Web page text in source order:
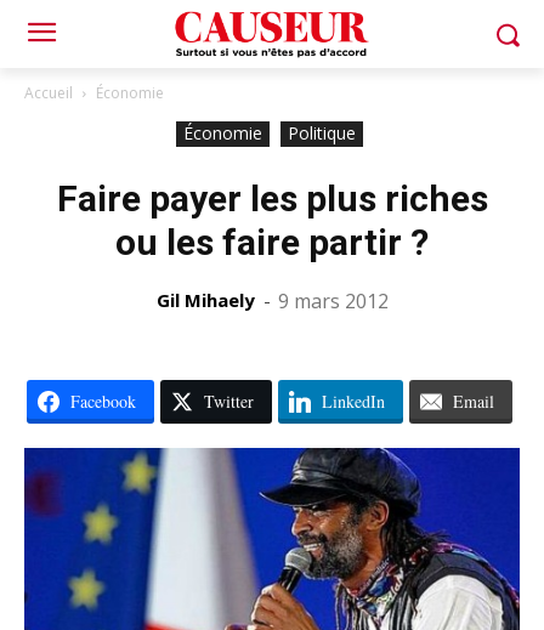
Accueil Économie
Économie Politique
Faire payer les plus riches
ou les faire partir ?
Gil Mihaely - 9 mars 2012
Facebook Twitter LinkedIn Email